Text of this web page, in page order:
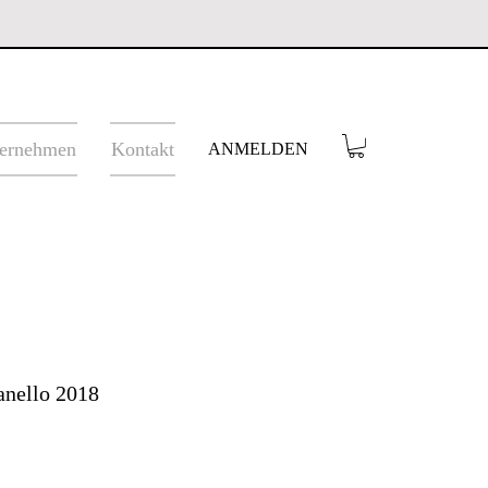
Kontakt ANMELDEN
2018